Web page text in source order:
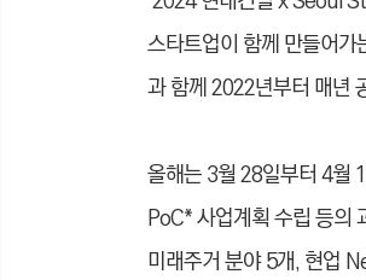
스타트업이 함께 만들어
과 함께 2022년부터 매년
올해는 3월 28일부터 4월
PoC*사업계획 수립 등의
미래주거 분야 5개, 현업